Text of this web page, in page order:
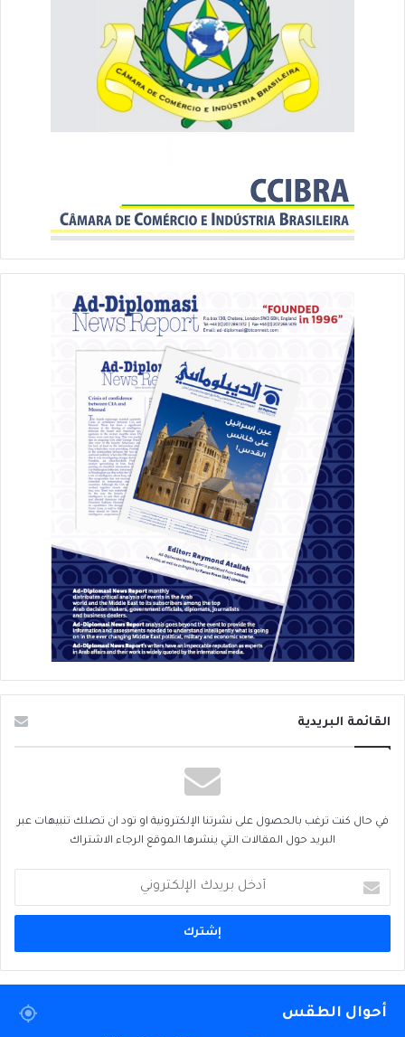
القائمة البريدية
في حال كنت ترغب بالحصول على نشرتنا الإلكترونية او تود ان تصلك تنبيهات عبر
البريد حول المقالات التي ينشرها الموقع الرجاء الاشتراك
بريدك
الإلكتروني
أحوال الطقس